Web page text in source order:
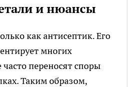
и нюансы
как антисептик. Его
многих
переносят споры
Таким образом,